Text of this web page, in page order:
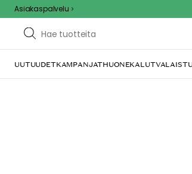
Asiakaspalvelu
UUTUUDETKAMPANJATHUONEKALUT